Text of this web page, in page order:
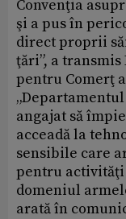
Convenţia
şi a pus în
direct proprii
ţări”, a
pentru Comerţ
angajat să
acceadă la
sensibile care
pentru
domeniul
arată în